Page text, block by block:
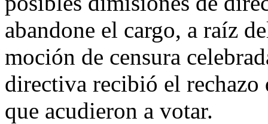
abandone el cargo, a raíz
moción de censura
directiva recibió el
que acudieron a votar.